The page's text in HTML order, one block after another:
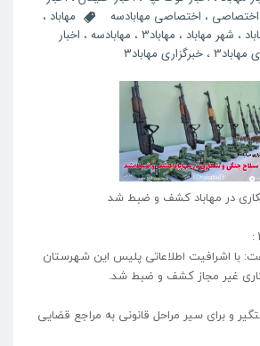
اختصاصی ، اختصاصی مهابادسه مهاباد ،
، شهر مهاباد ، مهاباد3 ، مهابادسه ، اخبار
مهاباد3 ، خبرگزاری مهاباد۳
با اشرافیت اطلاعاتی پلیس این شهرستان
۳۰ متهم دستگیر و برای سیر مراحل قانونی به مراجع قضایی